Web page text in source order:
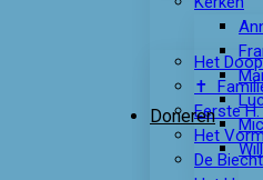
Het
✝
Eerste
Het
De Biecht
Doneren